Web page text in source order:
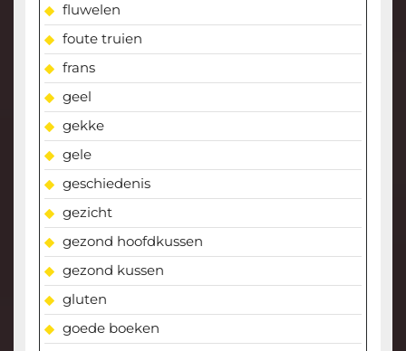
fluwelen
foute truien
frans
geel
gekke
gele
geschiedenis
gezicht
gezond hoofdkussen
gezond kussen
gluten
goede boeken